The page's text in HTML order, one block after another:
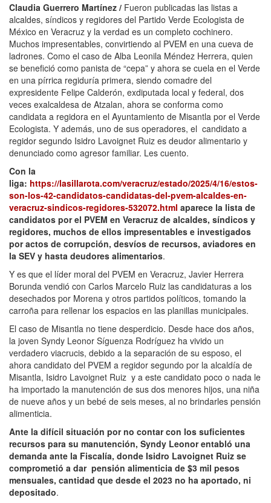
Claudia Guerrero Martínez / Fueron publicadas las listas a
alcaldes, síndicos y regidores del Partido Verde Ecologista de
México en Veracruz y la verdad es un completo cochinero.
Muchos impresentables, convirtiendo al PVEM en una cueva de
ladrones. Como el caso de Alba Leonila Méndez Herrera, quien
se benefició como panista de “cepa” y ahora se cuela en el Verde
en una pírrica regiduría primera, siendo comadre del
expresidente Felipe Calderón, exdiputada local y federal, dos
veces exalcaldesa de Atzalan, ahora se conforma como
candidata a regidora en el Ayuntamiento de Misantla por el Verde
Ecologista. Y además, uno de sus operadores, el candidato a
regidor segundo Isidro Lavoignet Ruiz es deudor alimentario y
denunciado como agresor familiar. Les cuento.
Con la
liga: https://lasillarota.com/veracruz/estado/2025/4/16/estos-
son-los-42-candidatos-candidatas-del-pvem-alcaldes-en-
veracruz-sindicos-regidores-532072.html aparece la lista de
candidatos por el PVEM en Veracruz de alcaldes, síndicos y
regidores, muchos de ellos impresentables e investigados
por actos de corrupción, desvíos de recursos, aviadores en
la SEV y hasta deudores alimentarios.
Y es que el líder moral del PVEM en Veracruz, Javier Herrera
Borunda vendió con Carlos Marcelo Ruiz las candidaturas a los
desechados por Morena y otros partidos políticos, tomando la
carroña para rellenar los espacios en las planillas municipales.
El caso de Misantla no tiene desperdicio. Desde hace dos años,
la joven Syndy Leonor Síguenza Rodríguez ha vivido un
verdadero viacrucis, debido a la separación de su esposo, el
ahora candidato del PVEM a regidor segundo por la alcaldía de
Misantla, Isidro Lavoignet Ruiz y a este candidato poco o nada le
ha importado la manutención de sus dos menores hijos, una niña
de nueve años y un bebé de seis meses, al no brindarles pensión
alimenticia.
Ante la difícil situación por no contar con los suficientes
recursos para su manutención, Syndy Leonor entabló una
demanda ante la Fiscalía, donde Isidro Lavoignet Ruiz se
comprometió a dar pensión alimenticia de $3 mil pesos
mensuales, cantidad que desde el 2023 no ha aportado, ni
depositado.